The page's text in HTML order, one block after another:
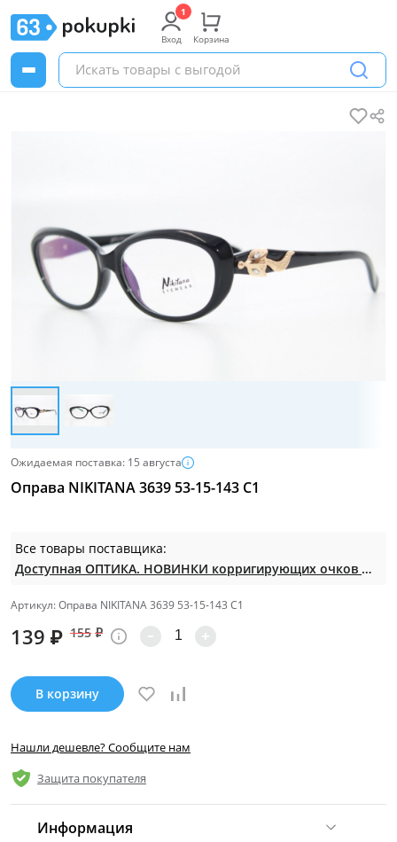
Вход Корзина
Ожидаемая поставка: 15 августа
Оправа NIKITANA 3639 53-15-143 С1
Все товары поставщика:
Доступная ОПТИКА. НОВИНКИ корригирующих очков по СУПЕР ценам. Таких нет на МП.
Артикул: Оправа NIKITANA 3639 53-15-143 С1
139 ₽ 155 ₽
В корзину
Нашли дешевле? Сообщите нам
Защита покупателя
Информация